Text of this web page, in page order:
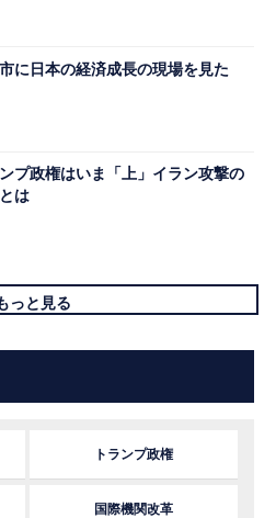
に日本の経済成長の現場を見た
ンプ政権はいま「上」イラン攻撃の
は
っと見る
トランプ政権
国際機関改革